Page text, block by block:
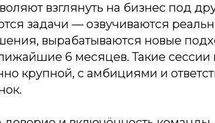
взглянуть на бизнес под
задачи — озвучиваются
вырабатываются новые
6 месяцев. Такие
крупной, с амбициями и